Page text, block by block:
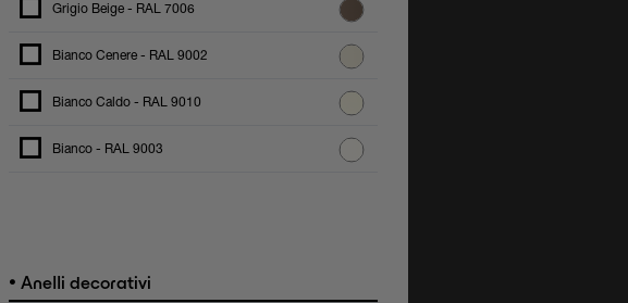
Grigio Beige - RAL 7006
Bianco Cenere - RAL 9002
Bianco Caldo - RAL 9010
Bianco - RAL 9003
• Anelli decorativi